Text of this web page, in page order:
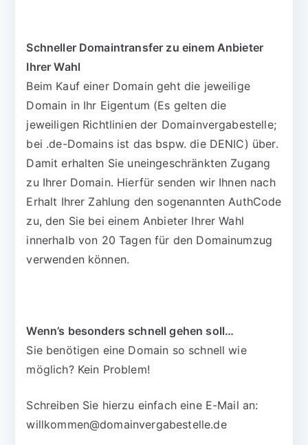
Schneller Domaintransfer zu einem Anbieter
Ihrer Wahl
Beim Kauf einer Domain geht die jeweilige
Domain in Ihr Eigentum (Es gelten die
jeweiligen Richtlinien der Domainvergabestelle;
bei .de-Domains ist das bspw. die DENIC) über.
Damit erhalten Sie uneingeschränkten Zugang
zu Ihrer Domain. Hierfür senden wir Ihnen nach
Erhalt Ihrer Zahlung den sogenannten AuthCode
zu, den Sie bei einem Anbieter Ihrer Wahl
innerhalb von 20 Tagen für den Domainumzug
verwenden können.
Wenn’s besonders schnell gehen soll…
Sie benötigen eine Domain so schnell wie
möglich? Kein Problem!
Schreiben Sie hierzu einfach eine E-Mail an:
willkommen@domainvergabestelle.de